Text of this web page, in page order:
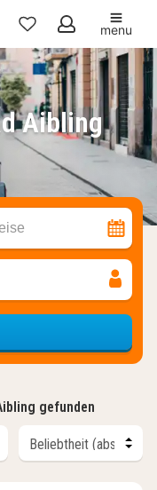
Meine
Favoriten
menu
Aibling
gefunden